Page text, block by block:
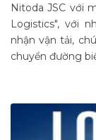
Nitoda JSC với
Logistics", với
nhận vận tải,
chuyển đường